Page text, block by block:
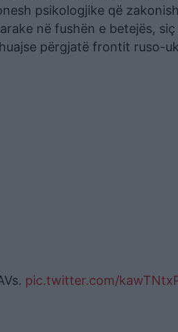
psikologjike që
në fushën e betejës,
përgjatë frontit ruso-
pic.twitter.com/